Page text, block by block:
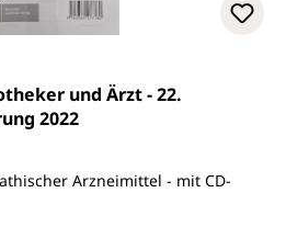
und Ärzt - 22.
2022
Arzneimittel - mit CD-